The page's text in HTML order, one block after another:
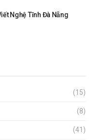
Nghệ Tĩnh Đà Nẵng
(15)
(8)
(41)